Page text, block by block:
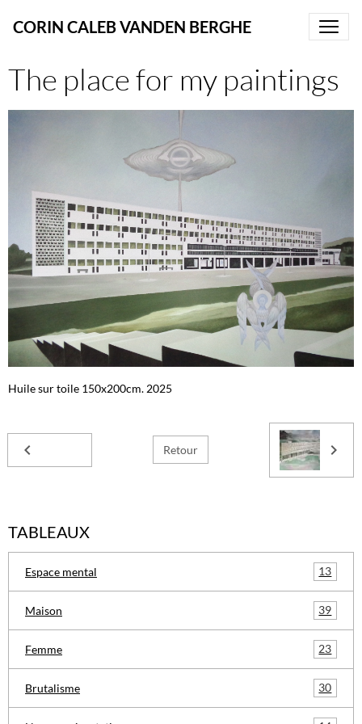
CORIN CALEB VANDEN BERGHE
The place for my paintings
Huile sur toile 150x200cm. 2025
Retour
TABLEAUX
Espace mental 13
Maison 39
Femme 23
Brutalisme 30